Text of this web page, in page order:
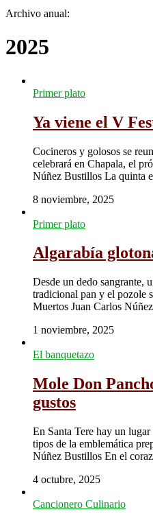
Archivo anual:
2025
Primer plato
Ya viene el V
Cocineros y golosos se
celebrará en Chapala, el
Núñez Bustillos La quinta
8 noviembre, 2025
Primer plato
Algarabía
Desde un dedo sangrante,
tradicional pan y el pozole
Muertos Juan Carlos
1 noviembre, 2025
El banquetazo
Mole Don
gustos
En Santa Tere hay un
tipos de la emblemática
Núñez Bustillos En el
4 octubre, 2025
Cancionero Culinario